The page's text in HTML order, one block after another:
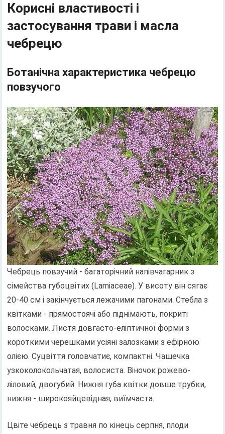
Корисні властивості і
застосування трави і масла
чебрецю
Ботанічна характеристика чебрецю
повзучого
Чебрець повзучий - багаторічний напівчагарник з
сімейства губоцвітих (Lamiaceae). У висоту він сягає
20-40 см і закінчується лежачими пагонами. Стебла з
квітками - прямостоячі або піднімають, покриті
волосками. Листя довгасто-еліптичної форми з
короткими черешками усіяні залозками з ефірною
олією. Суцвіття головчатиє, компактні. Чашечка
узкоколокольчатая, волосиста. Віночок рожево-
ліловий, двогубий. Нижня губа квітки довше трубки,
нижня - широкояйцевідная, виїмчаста.
Цвіте чебрець з травня по кінець серпня, плоди